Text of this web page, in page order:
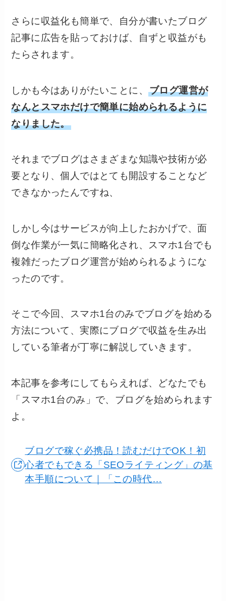
さらに収益化も簡単で、自分が書いたブログ
記事に広告を貼っておけば、自ずと収益がも
たらされます。
しかも今はありがたいことに、ブログ運営が
なんとスマホだけで簡単に始められるように
なりました。
それまでブログはさまざまな知識や技術が必
要となり、個人ではとても開設することなど
できなかったんですね、
しかし今はサービスが向上したおかげで、面
倒な作業が一気に簡略化され、スマホ1台でも
複雑だったブログ運営が始められるようにな
ったのです。
そこで今回、スマホ1台のみでブログを始める
方法について、実際にブログで収益を生み出
している筆者が丁寧に解説していきます。
本記事を参考にしてもらえれば、どなたでも
「スマホ1台のみ」で、ブログを始められます
よ。
ブログで稼ぐ必携品！読むだけでOK！初
心者でもできる「SEOライティング」の基
本手順について｜「この時代…